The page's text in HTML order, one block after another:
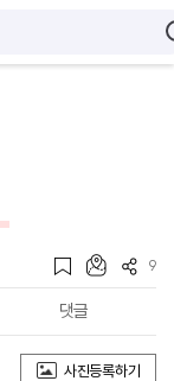
9
댓글
사진등록하기